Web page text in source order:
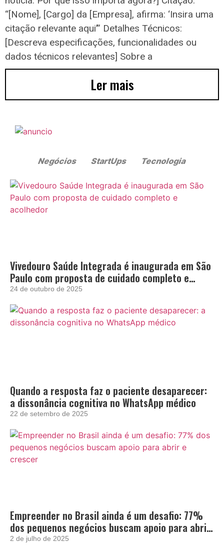
“[Nome], [Cargo] da [Empresa], afirma: ‘Insira uma
citação relevante aqui’” Detalhes Técnicos:
[Descreva especificações, funcionalidades ou
dados técnicos relevantes] Sobre a
Ler mais
Vivedouro Saúde Integrada é inaugurada em São
Paulo com proposta de cuidado completo e
acolhedor
24 de outubro de 2025
Quando a resposta faz o paciente desaparecer:
a dissonância cognitiva no WhatsApp médico
22 de setembro de 2025
Empreender no Brasil ainda é um desafio: 77%
dos pequenos negócios buscam apoio para abrir
e crescer
2 de julho de 2025